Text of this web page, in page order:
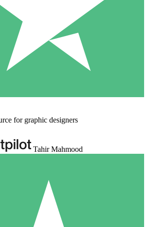
for graphic designers
Tahir Mahmood